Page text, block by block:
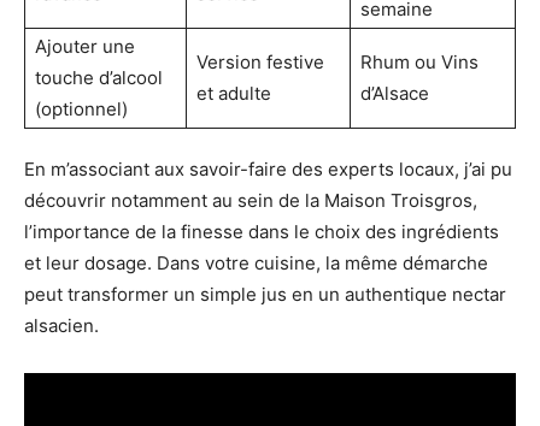
semaine
Ajouter une
touche d’alcool
(optionnel)
Version festive
et adulte
Rhum ou Vins
d’Alsace
En m’associant aux savoir-faire des experts locaux, j’ai pu
découvrir notamment au sein de la Maison Troisgros,
l’importance de la finesse dans le choix des ingrédients
et leur dosage. Dans votre cuisine, la même démarche
peut transformer un simple jus en un authentique nectar
alsacien.